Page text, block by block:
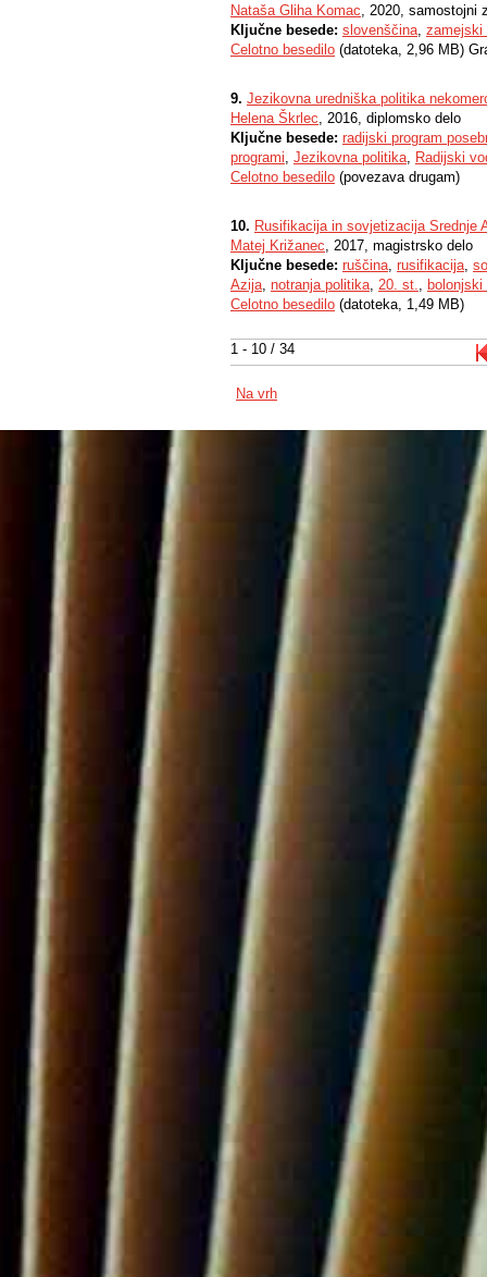
1 - 10 / 34
Nataša Gliha Komac, 2020, samostojni
Ključne besede: slovenščina, zamejski
Celotno besedilo (datoteka, 2,96 MB)
9. Jezikovna uredniška politika
Helena Škrlec, 2016, diplomsko delo
Ključne besede: radijski program
programi, Jezikovna politika, Radijski
Celotno besedilo (povezava drugam)
10. Rusifikacija in sovjetizacija Srednje
Matej Križanec, 2017, magistrsko delo
Ključne besede: ruščina, rusifikacija,
Azija, notranja politika, 20. st.,
Celotno besedilo (datoteka, 1,49 MB)
Na vrh